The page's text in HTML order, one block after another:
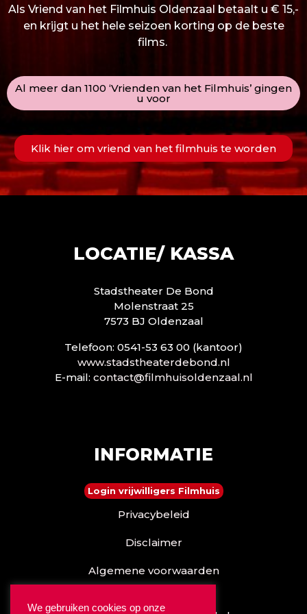
Als Vriend van het Filmhuis Oldenzaal betaalt u € 15,-
en krijgt u het hele seizoen korting op de beste
films.
Al meer dan 1100 ‘Vrienden van het Filmhuis’ gingen
u voor
Klik hier om vriend van het filmhuis te worden
LOCATIE/ KASSA
Stadstheater De Bond
Molenstraat 25
7573 BJ Oldenzaal
Telefoon: 0541-53 63 00 (kantoor)
www.stadstheaterdebond.nl
E-mail: contact@filmhuisoldenzaal.nl
INFORMATIE
Login vrijwilligers Filmhuis
Privacybeleid
Disclaimer
Algemene voorwaarden
We gebruiken cookies op onze